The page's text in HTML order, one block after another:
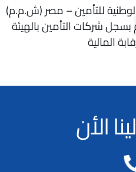
للتأمين – مصر (ش.م.م)
بسجل شركات التأمين بالهيئة
المالية
الأن